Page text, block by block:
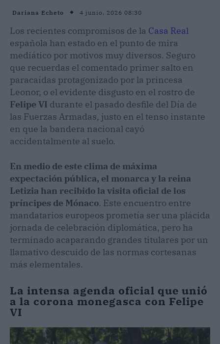
Dariana Echeto 4 junio, 2026 08:30
Los recientes compromisos de la Casa Real
española han estado en el punto de mira
mediático por motivos muy diversos. Seguro
que recuerdas el comentado primer salto en
paracaídas protagonizado por la princesa
Leonor, o el evidente disgusto en el rostro de
Felipe VI durante el pasado desfile del Día de
las Fuerzas Armadas, justo en el tenso instante
en que la bandera nacional cayó
accidentalmente al suelo.
En medio de este clima de máxima
expectación pública, el monarca y la reina
Letizia han recibido la visita oficial de los
príncipes de Mónaco. Este encuentro entre
mandatarios europeos prometía ser una plácida
jornada de celebración diplomática, pero ha
terminado acaparando grandes titulares por un
llamativo descuido de las normas cortesanas
más elementales.
La intensa agenda oficial que unió
a la corona monegasca con Felipe
VI